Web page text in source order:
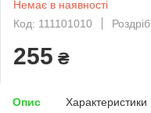
Немає в наявності
Код: 111101010
Роздріб
255 ₴
Опис Характеристики